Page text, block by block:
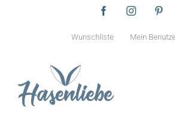
FacebookInstagram
Wunschliste Mein